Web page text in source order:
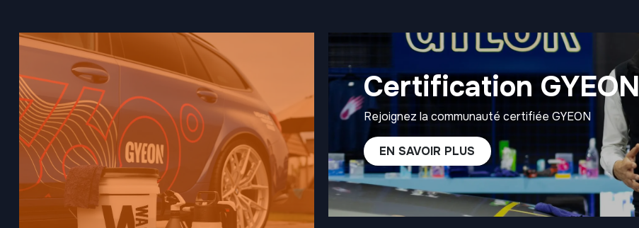
Certification GYEON
Rejoignez la communauté certifiée GYEON
EN SAVOIR PLUS